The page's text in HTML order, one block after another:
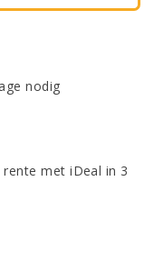
nodig
met iDeal in 3